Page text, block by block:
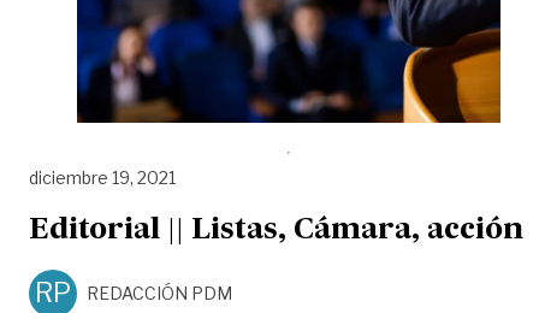
diciembre 19, 2021
Editorial || Listas, Cámara, acción
RP REDACCIÓN PDM